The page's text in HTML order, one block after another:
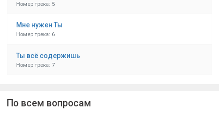
Номер трека: 5
Мне нужен Ты
Номер трека: 6
Ты всё содержишь
Номер трека: 7
По всем вопросам